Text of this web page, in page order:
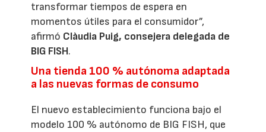
transformar tiempos de espera en
momentos útiles para el consumidor”,
afirmó Clàudia Puig, consejera delegada de
BIG FISH.
Una tienda 100 % autónoma adaptada
a las nuevas formas de consumo
El nuevo establecimiento funciona bajo el
modelo 100 % autónomo de BIG FISH, que